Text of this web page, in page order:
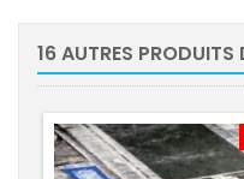
16 AUTRES